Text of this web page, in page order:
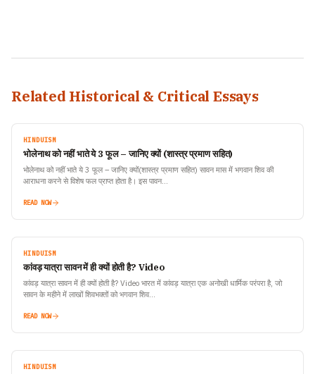
Related Historical & Critical Essays
HINDUISM
भोलेनाथ को नहीं भाते ये 3 फूल – जानिए क्यों (शास्त्र प्रमाण सहित)
भोलेनाथ को नहीं भाते ये 3 फूल – जानिए क्यों(शास्त्र प्रमाण सहित) सावन मास में भगवान शिव की
आराधना करने से विशेष फल प्राप्त होता है। इस पावन…
READ NOW
HINDUISM
कांवड़ यात्रा सावन में ही क्यों होती है? Video
कांवड़ यात्रा सावन में ही क्यों होती है? Video भारत में कांवड़ यात्रा एक अनोखी धार्मिक परंपरा है, जो
सावन के महीने में लाखों शिवभक्तों को भगवान शिव…
READ NOW
HINDUISM